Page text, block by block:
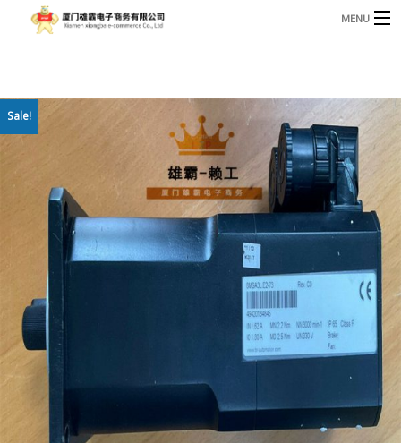
MENU
首页
关于我们
联系我们
Sale!